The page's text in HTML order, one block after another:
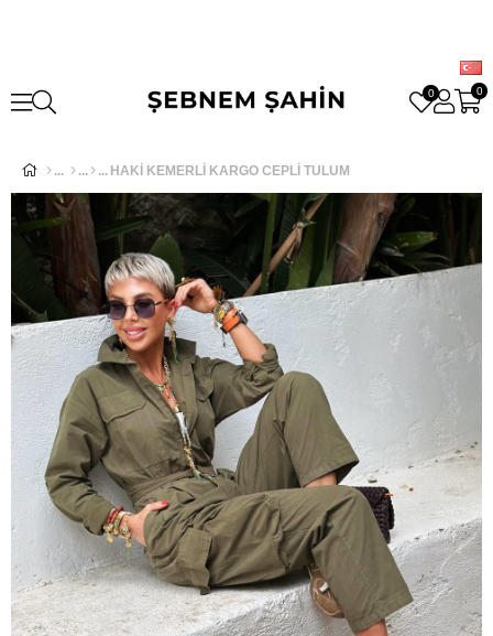
0 0
HAKİ KEMERLİ KARGO CEPLİ TULUM